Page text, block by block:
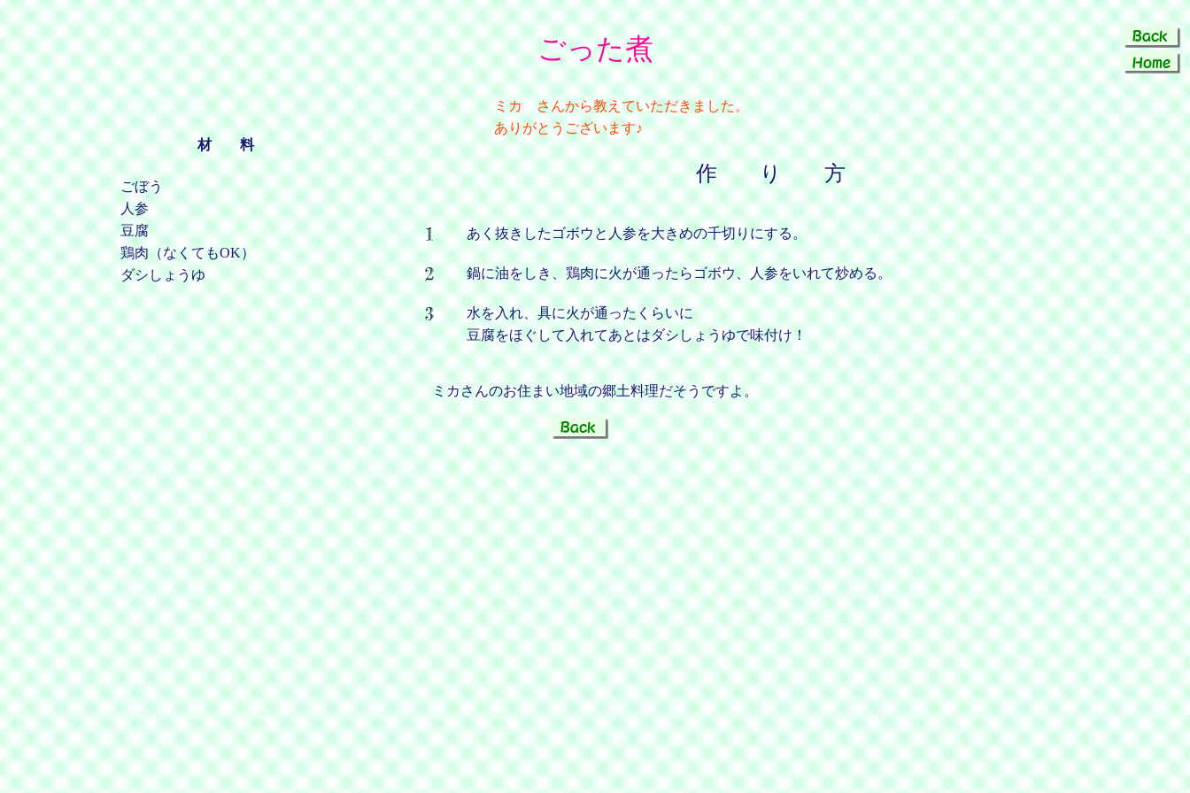
ごった煮
材 料
ごぼう
人参
豆腐
鶏肉（なくてもOK）
ダシしょうゆ
ミカ さんから教えていただきました。
ありがとうございます♪
作 り 方
あく抜きしたゴボウと人参を大きめの千切りにする。
鍋に油をしき、鶏肉に火が通ったらゴボウ、人参をいれて炒める。
水を入れ、具に火が通ったくらいに
豆腐をほぐして入れてあとはダシしょうゆで味付け！
ミカさんのお住まい地域の郷土料理だそうですよ。